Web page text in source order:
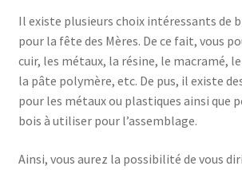
Il existe plusieurs choix intéressants de
pour la fête des Mères. De ce fait, vous
cuir, les métaux, la résine, le macramé,
la pâte polymère, etc. De pus, il existe
pour les métaux ou plastiques ainsi que
bois à utiliser pour l’assemblage.
Ainsi, vous aurez la possibilité de vous